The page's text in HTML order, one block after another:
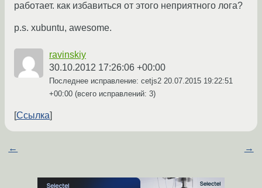
работает. как избавиться от этого неприятного лога?
p.s. xubuntu, awesome.
ravinskiy
30.10.2012 17:26:06 +00:00
Последнее исправление: cetjs2 20.07.2015 19:22:51
+00:00 (всего исправлений: 3)
Ссылка
← →